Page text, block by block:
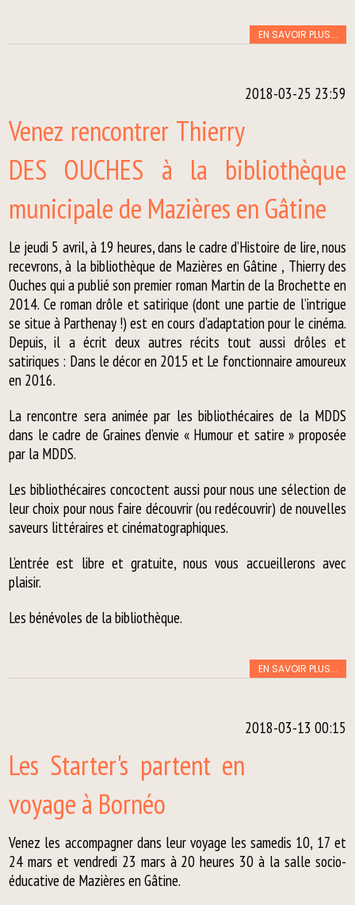
EN SAVOIR PLUS...
2018-03-25 23:59
Venez rencontrer Thierry
DES OUCHES à la bibliothèque
municipale de Mazières en Gâtine
Le jeudi 5 avril, à 19 heures, dans le cadre d’Histoire de lire, nous
recevrons, à la bibliothèque de Mazières en Gâtine , Thierry des
Ouches qui a publié son premier roman Martin de la Brochette en
2014. Ce roman drôle et satirique (dont une partie de l’intrigue
se situe à Parthenay !) est en cours d’adaptation pour le cinéma.
Depuis, il a écrit deux autres récits tout aussi drôles et
satiriques : Dans le décor en 2015 et Le fonctionnaire amoureux
en 2016.
La rencontre sera animée par les bibliothécaires de la MDDS
dans le cadre de Graines d’envie « Humour et satire » proposée
par la MDDS.
Les bibliothécaires concoctent aussi pour nous une sélection de
leur choix pour nous faire découvrir (ou redécouvrir) de nouvelles
saveurs littéraires et cinématographiques.
L’entrée est libre et gratuite, nous vous accueillerons avec
plaisir.
Les bénévoles de la bibliothèque.
EN SAVOIR PLUS...
2018-03-13 00:15
Les Starter's partent en
voyage à Bornéo
Venez les accompagner dans leur voyage les samedis 10, 17 et
24 mars et vendredi 23 mars à 20 heures 30 à la salle socio-
éducative de Mazières en Gâtine.